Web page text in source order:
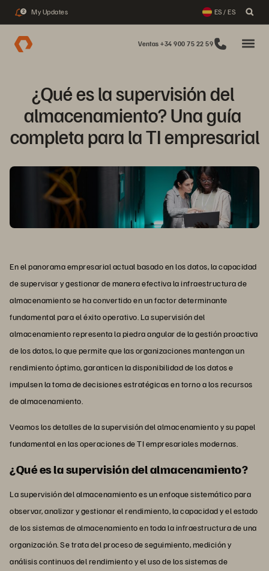
2 My Updates ES / ES
Ventas +34 900 75 22 59
¿Qué es la supervisión del
almacenamiento? Una guía
completa para la TI empresarial
En el panorama empresarial actual basado en los datos, la capacidad
de supervisar y gestionar de manera efectiva la infraestructura de
almacenamiento se ha convertido en un factor determinante
fundamental para el éxito operativo. La supervisión del
almacenamiento representa la piedra angular de la gestión proactiva
de los datos, lo que permite que las organizaciones mantengan un
rendimiento óptimo, garanticen la disponibilidad de los datos e
impulsen la toma de decisiones estratégicas en torno a los recursos
de almacenamiento.
Veamos los detalles de la supervisión del almacenamiento y su papel
fundamental en las operaciones de TI empresariales modernas.
¿Qué es la supervisión del almacenamiento?
La supervisión del almacenamiento es un enfoque sistemático para
observar, analizar y gestionar el rendimiento, la capacidad y el estado
de los sistemas de almacenamiento en toda la infraestructura de una
organización. Se trata del proceso de seguimiento, medición y
análisis continuos del rendimiento y el uso de los sistemas de